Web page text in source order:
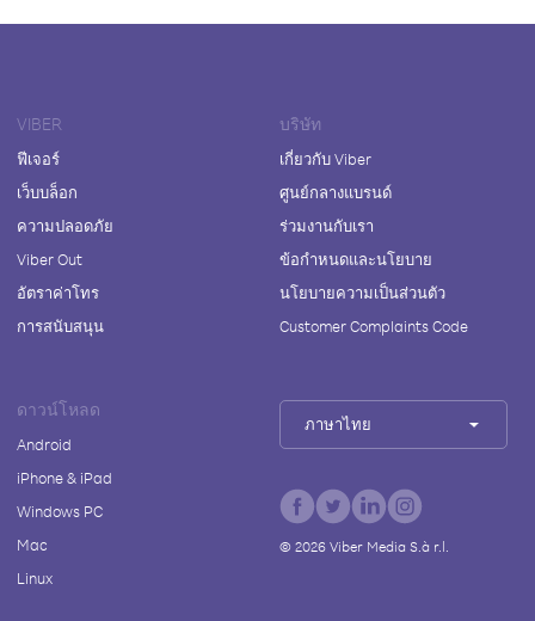
VIBER
ฟีเจอร์
เว็บบล็อก
ความปลอดภัย
Viber Out
อัตราค่าโทร
การสนับสนุน
บริษัท
เกี่ยวกับ Viber
ศูนย์กลางแบรนด์
ร่วมงานกับเรา
ข้อกำหนดและนโยบาย
นโยบายความเป็นส่วนตัว
Customer Complaints Code
ดาวน์โหลด
Android
iPhone & iPad
Windows PC
Mac
Linux
ภาษาไทย
© 2026Viber Media S.à r.l.